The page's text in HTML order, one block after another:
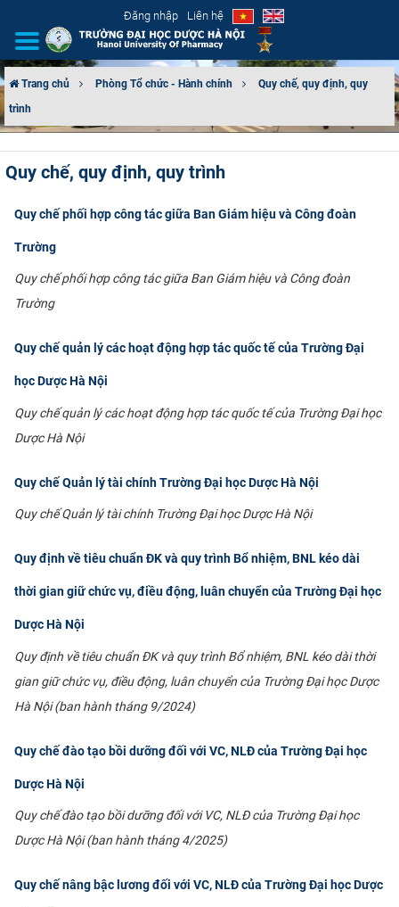
Đăng nhập Liên hệ
GIỚI THIỆU
CƠ CẤU TỔ CHỨC
TUYỂN SINH
ĐÀO TẠO
ĐẢM BẢO CHẤT LƯỢNG
HTQT
CỰU NGƯỜI HỌC
Trang chủ Phòng Tổ chức - Hành chính
Quy chế, quy định, quy
trình
Quy chế, quy định, quy trình
Quy chế phối hợp công tác giữa Ban Giám hiệu và Công đoàn
Trường
Quy chế phối hợp công tác giữa Ban Giám hiệu và Công đoàn
Trường
Quy chế quản lý các hoạt động hợp tác quốc tế của Trường Đại
học Dược Hà Nội
Quy chế quản lý các hoạt động hợp tác quốc tế của Trường Đại học
Dược Hà Nội
Quy chế Quản lý tài chính Trường Đại học Dược Hà Nội
Quy chế Quản lý tài chính Trường Đại học Dược Hà Nội
Quy định về tiêu chuẩn ĐK và quy trình Bổ nhiệm, BNL kéo dài
thời gian giữ chức vụ, điều động, luân chuyển của Trường Đại học
Dược Hà Nội
Quy định về tiêu chuẩn ĐK và quy trình Bổ nhiệm, BNL kéo dài thời
gian giữ chức vụ, điều động, luân chuyển của Trường Đại học Dược
Hà Nội (ban hành tháng 9/2024)
Quy chế đào tạo bồi dưỡng đối với VC, NLĐ của Trường Đại học
Dược Hà Nội
Quy chế đào tạo bồi dưỡng đối với VC, NLĐ của Trường Đại học
Dược Hà Nội (ban hành tháng 4/2025)
Quy chế nâng bậc lương đối với VC, NLĐ của Trường Đại học Dược